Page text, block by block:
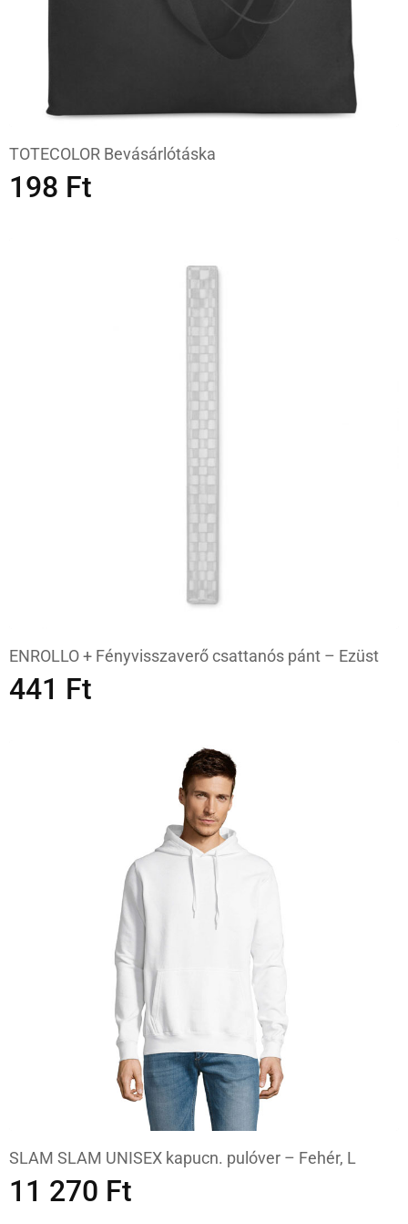
TOTECOLOR Bevásárlótáska
198 Ft
ENROLLO + Fényvisszaverő csattanós pánt – Ezüst
441 Ft
SLAM SLAM UNISEX kapucn. pulóver – Fehér, L
11 270 Ft